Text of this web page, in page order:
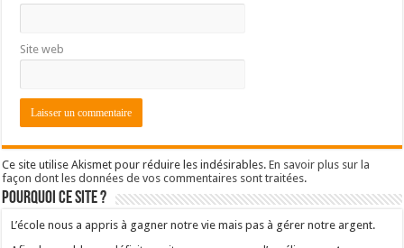
Site web
Ce site utilise Akismet pour réduire les indésirables.En savoir plus sur la
façon dont les données de vos commentaires sont traitées.
Pourquoi ce site ?
L’école nous a appris à gagner notre vie mais pas à gérer notre argent.